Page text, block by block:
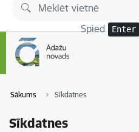
Pāriet uz lapas saturu
Spied Enter
Sākums Sīkdatnes
Sīkdatnes